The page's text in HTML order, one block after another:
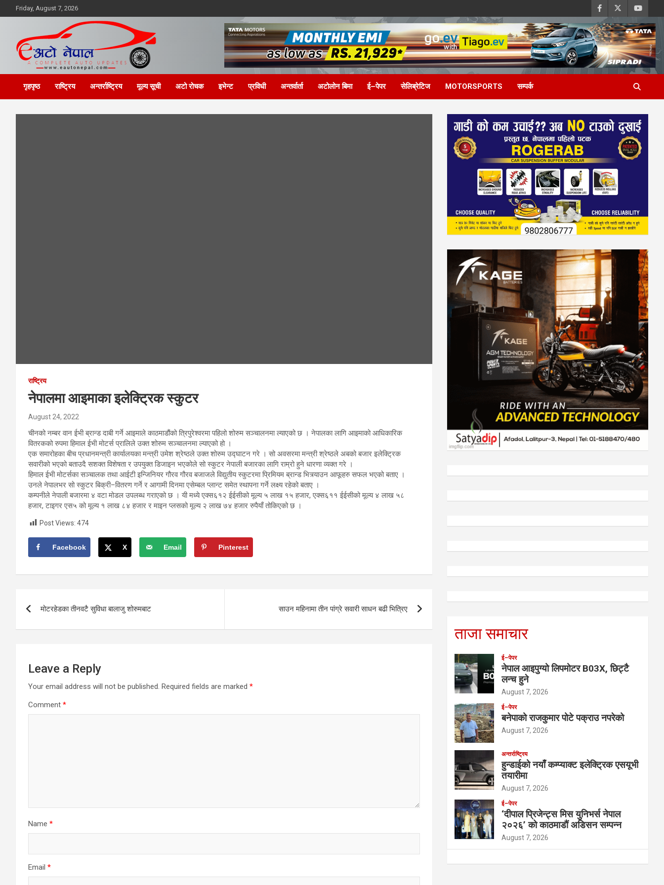
to
Friday, August 7, 2026
गृहपृष्ठ राष्ट्रिय अन्तर्राष्ट्रिय मूल्य सूची अटो रोचक इभेन्ट प्रविधी अन्तर्वार्ता अटोलोन बिमा ई–पेपर सेलिब्रेटिज MOTORSPORTS सम्पर्क
राष्ट्रिय
नेपालमा आइमाका इलेक्ट्रिक स्कुटर
August 24, 2022
चीनको नम्बर वान ईभी ब्रान्ड दाबी गर्ने आइमाले काठमाडौंको त्रिपुरेश्वरमा पहिलो शोरुम सञ्चालनमा ल्याएको छ । नेपालका लागि आइमाको आधिकारिक
वितरकको रुपमा हिमाल ईभी मोटर्स प्रालिले उक्त शोरुम सञ्चालनमा ल्याएको हो ।
एक समारोहका बीच प्रधानमन्त्री कार्यालयका मन्त्री उमेश श्रेष्ठले उक्त शोरुम उद्घाटन गरे । सो अवसरमा मन्त्री श्रेष्ठले अबको बजार इलेक्ट्रिक
सवारीको भएको बताउदै सशक्त विशेषता र उपयुक्त डिजाइन भएकोले सो स्कुटर नेपाली बजारका लागि राम्रो हुने धारणा व्यक्त गरे ।
हिमाल ईभी मोटर्सका सञ्चालक तथा आईटी इन्जिनियर गौरव गौरव बजाजले विद्युतीय स्कुटरमा प्रिमियम ब्रान्ड भित्र्याउन आफूहरु सफल भएको बताए ।
उनले नेपालभर सो स्कुटर बिक्री–वितरण गर्ने र आगामी दिनमा एसेम्बल प्लान्ट समेत स्थापना गर्ने लक्ष्य रहेको बताए ।
कम्पनीले नेपाली बजारमा ४ वटा मोडल उपलब्ध गराएको छ । यी मध्ये एक्स६१२ ईईसीको मूल्य ५ लाख १५ हजार, एक्स६११ ईईसीको मूल्य ४ लाख ५८
हजार, टाइगर एस५ को मूल्य १ लाख ८४ हजार र माइन प्लसको मूल्य २ लाख ७४ हजार रुपैयाँ तोकिएको छ ।
Post Views: 474
Facebook X Email Pinterest
navigation
मोटरहेडका तीनवटै सुविधा बालाजु शोरुमबाट साउन महिनामा तीन पांग्रे सवारी साधन बढी भित्रिए
Leave a Reply
Your email address will not be published. Required fields are marked *
Comment *
Name *
Email *
ताजा समाचार
ई–पेपर
नेपाल आइपुग्यो लिपमोटर B03X, छिट्टै
लन्च हुने
August 7, 2026
ई–पेपर
बनेपाको राजकुमार पोटे पक्राउ नपरेको
August 7, 2026
अन्तर्राष्ट्रिय
हुन्डाईको नयाँ कम्प्याक्ट इलेक्ट्रिक एसयूभी
तयारीमा
August 7, 2026
ई–पेपर
‘दीपाल प्रिजेन्ट्स मिस युनिभर्स नेपाल
२०२६’ को काठमाडौं अडिसन सम्पन्न
August 7, 2026